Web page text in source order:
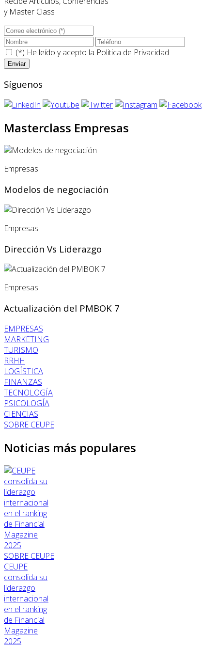
y Master Class
(*) He leído y acepto la Politica de Privacidad
Síguenos
Masterclass Empresas
Empresas
Modelos de negociación
Empresas
Dirección Vs Liderazgo
Empresas
Actualización del PMBOK 7
EMPRESAS
MARKETING
TURISMO
RRHH
LOGÍSTICA
FINANZAS
TECNOLOGÍA
PSICOLOGÍA
CIENCIAS
SOBRE CEUPE
Noticias más populares
SOBRE CEUPE
CEUPE
consolida su
liderazgo
internacional
en el ranking
de Financial
Magazine
2025